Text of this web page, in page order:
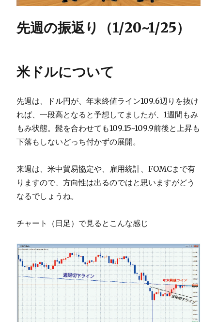
先週の振返り（1/20~1/25）
米ドルについて
先週は、ドル円が、年末終値ライン109.6辺りを抜け
れば、一段高となると予想してましたが、1週間もみ
もみ状態。髭を合わせても109.15~109.9前後と上昇も
下落もしないどっち付かずの展開。
来週は、米中貿易協定や、雇用統計、FOMCまで有
りますので、方向性は出るのではと思いますがどう
なるでしょうね。
チャート（日足）で見るとこんな感じ